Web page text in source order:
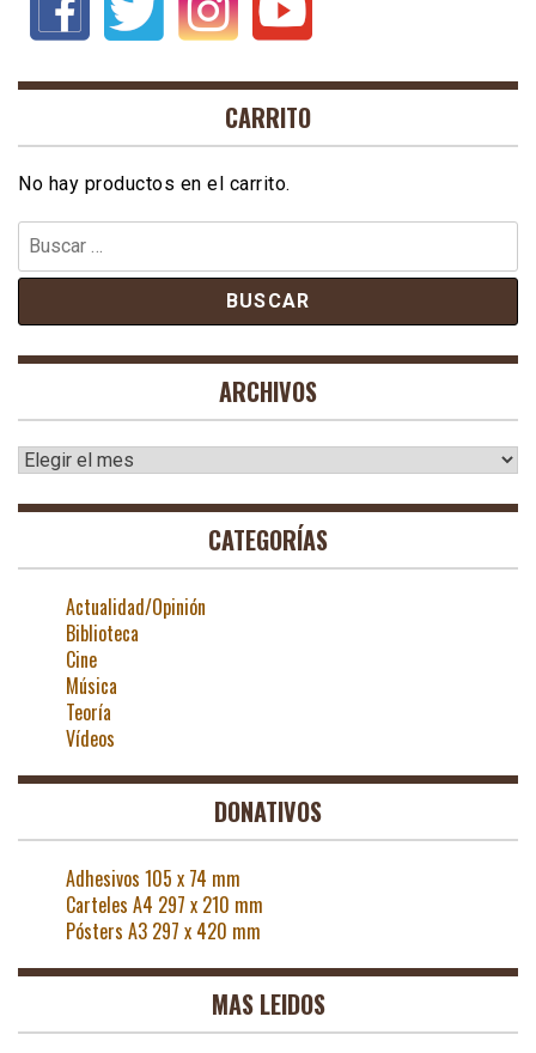
CARRITO
No hay productos en el carrito.
Buscar:
ARCHIVOS
Archivos
CATEGORÍAS
Actualidad/Opinión
Biblioteca
Cine
Música
Teoría
Vídeos
DONATIVOS
Adhesivos 105 x 74 mm
Carteles A4 297 x 210 mm
Pósters A3 297 x 420 mm
MAS LEIDOS